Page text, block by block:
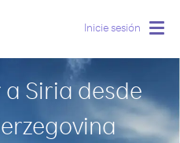
Inicie sesión
Siria desde